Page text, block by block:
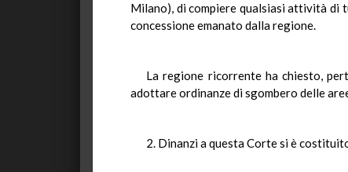
Milano), di compiere qualsiasi attività di
concessione emanato dalla regione.
La regione ricorrente ha chiesto,
adottare ordinanze di sgombero delle
2. Dinanzi a questa Corte si è